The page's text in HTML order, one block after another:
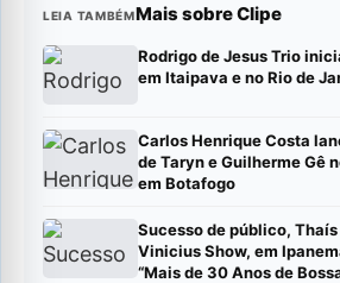
LEIA TAMBÉMMais sobre Clipe
Rodrigo de Jesus Trio
em Itaipava e no Rio de
Carlos Henrique Costa
de Taryn e Guilherme Gê
em Botafogo
Sucesso de público,
Vinicius Show, em
“Mais de 30 Anos de